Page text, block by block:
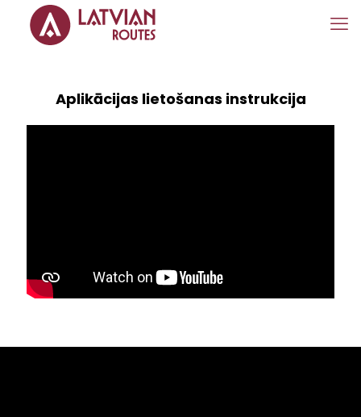
Aplikācijas lietošanas instrukcija